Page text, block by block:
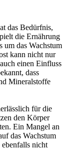
das Bedürfnis,
die Ernährung
um das Wachstum
kann nicht nur
einen Einfluss
dass
Mineralstoffe
für die
den Körper
Ein Mangel an
das Wachstum
nicht